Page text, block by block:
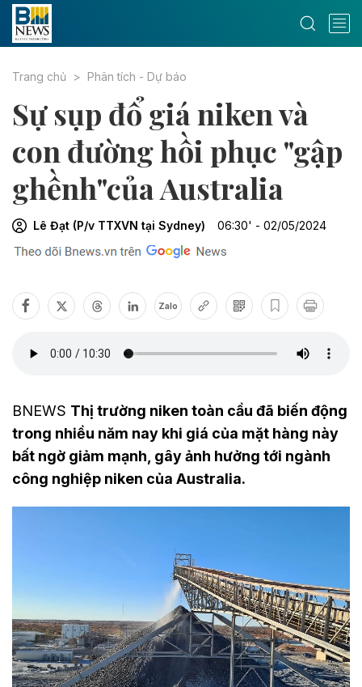
Trang chủ Phân tích - Dự báo
Sự sụp đổ giá niken và
con đường hồi phục "gập
ghềnh"của Australia
Lê Đạt (P/v TTXVN tại Sydney) 06:30' - 02/05/2024
Zalo
BNEWS Thị trường niken toàn cầu đã biến động
trong nhiều năm nay khi giá của mặt hàng này
bất ngờ giảm mạnh, gây ảnh hưởng tới ngành
công nghiệp niken của Australia.